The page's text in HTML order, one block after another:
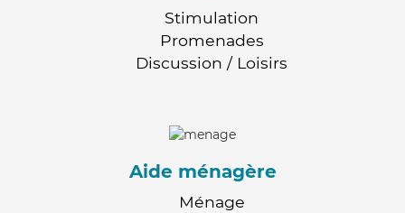
Stimulation
Promenades
Discussion / Loisirs
Aide ménagère
Ménage